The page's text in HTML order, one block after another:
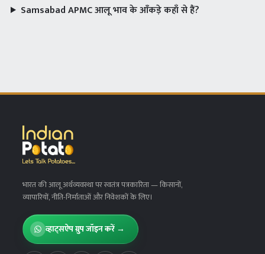
Samsabad APMC आलू भाव के आँकड़े कहाँ से हैं?
भारत की आलू अर्थव्यवस्था पर स्वतंत्र पत्रकारिता— किसानों,
व्यापारियों, नीति-निर्माताओं और निवेशकों के लिए।
व्हाट्सऐप ग्रुप जॉइन करें →